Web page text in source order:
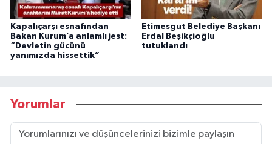
Kapalıçarşı esnafından
Bakan Kurum’a anlamlı jest:
“Devletin gücünü
yanımızda hissettik”
Etimesgut Belediye Başkanı
Erdal Beşikçioğlu
tutuklandı
Yorumlar